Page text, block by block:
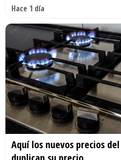
Hace 1 día
Aquí los nuevos precios